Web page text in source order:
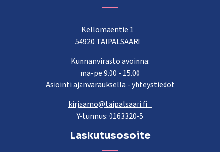
Kellomäentie 1
54920 TAIPALSAARI
Kunnanvirasto avoinna:
ma-pe 9.00 - 15.00
Asiointi ajanvarauksella -yhteystiedot
kirjaamo@taipalsaari.fi
Y-tunnus: 0163320-5
Laskutusosoite